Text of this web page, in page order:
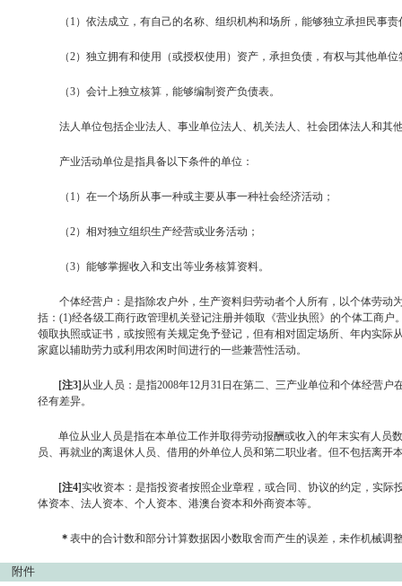
（ 1 ）依法成立，有自己的名称、组织机构和场所，能够独立承担民事责
（2）独立拥有和使用（或授权使用）资产，承担负债，有权与其他单位
（3）会计上独立核算，能够编制资产负债表。
法人单位包括企业法人、事业单位法人、机关法人、社会团体法人和其
产业活动单位是指具备以下条件的单位：
（ 1 ）在一个场所从事一种或主要从事一种社会经济活动；
（2）相对独立组织生产经营或业务活动；
（3）能够掌握收入和支出等业务核算资料。
个体经营户：是指除农户外，生产资料归劳动者个人所有，以个体劳动
括： (1)经各级工商行政管理机关登记注册并领取《营业执照》的个体工商户
领取执照或证书，或按照有关规定免予登记，但有相对固定场所、年内实
家庭以辅助劳力或利用农闲时间进行的一些兼营性活动。
[注3] 从业人员：是指2008年12月31 日在第二、三产业单位和个体经营户
径有差异。
单位从业人员是指在本单位工作并取得劳动报酬或收入的年末实有人员
员、再就业的离退休人员、借用的外单位人员和第二职业者。但不包括离开
[注4]实收资本：是指投资者按照企业章程，或合同、协议的约定，实
体资本、法人资本、个人资本、港澳台资本和外商资本等。
＊ 表中的合计数和部分计算数据因小数取舍而产生的误差，未作机械调
附件